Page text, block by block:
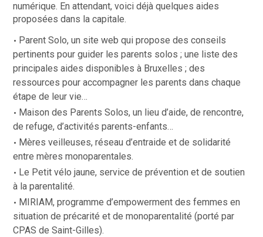
numérique. En attendant, voici déjà quelques aides
proposées dans la capitale.
Parent Solo, un site web qui propose des conseils
pertinents pour guider les parents solos ; une liste des
principales aides disponibles à Bruxelles ; des
ressources pour accompagner les parents dans chaque
étape de leur vie…
Maison des Parents Solos, un lieu d’aide, de rencontre,
de refuge, d’activités parents-enfants…
Mères veilleuses, réseau d’entraide et de solidarité
entre mères monoparentales.
Le Petit vélo jaune, service de prévention et de soutien
à la parentalité.
MIRIAM, programme d’empowerment des femmes en
situation de précarité et de monoparentalité (porté par
CPAS de Saint-Gilles).